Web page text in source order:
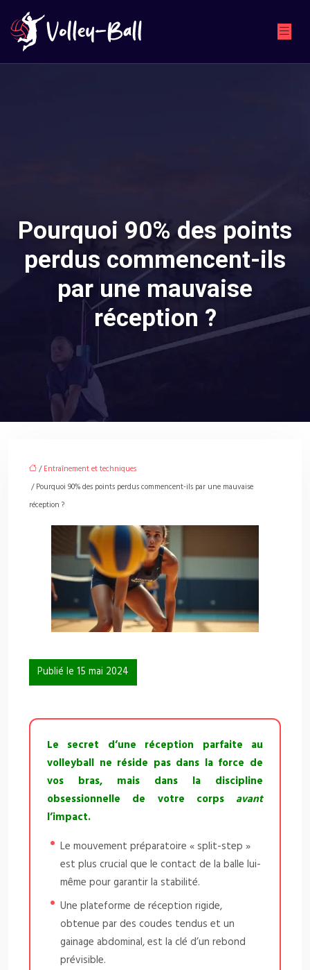
Pourquoi 90% des points
perdus commencent-ils
par une mauvaise
réception ?
/Entraînement et techniques
/ Pourquoi 90% des points perdus commencent-ils par une mauvaise
réception ?
Publié le 15 mai 2024
Le secret d’une réception parfaite au
volleyball ne réside pas dans la force de
vos bras, mais dans la discipline
obsessionnelle de votre corps avant
l’impact.
Le mouvement préparatoire « split-step »
est plus crucial que le contact de la balle lui-
même pour garantir la stabilité.
Une plateforme de réception rigide,
obtenue par des coudes tendus et un
gainage abdominal, est la clé d’un rebond
prévisible.